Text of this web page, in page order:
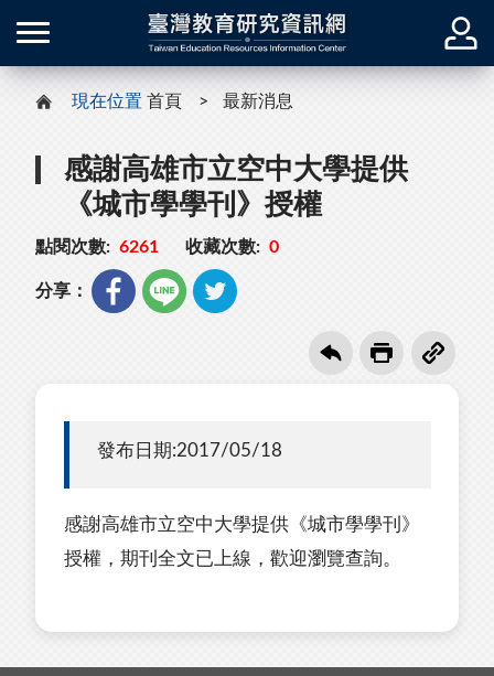
現在位置 首頁 最新消息
感謝高雄市立空中大學提供
《城市學學刊》授權
點閱次數: 6261 收藏次數: 0
分享：
發布日期:2017/05/18
感謝高雄市立空中大學提供《城市學學刊》
授權，期刊全文已上線，歡迎瀏覽查詢。